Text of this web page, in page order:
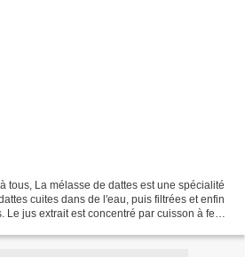
tous, La mélasse de dattes est une spécialité
cuites dans de l'eau, puis filtrées et enfin
Le jus extrait est concentré par cuisson à feu